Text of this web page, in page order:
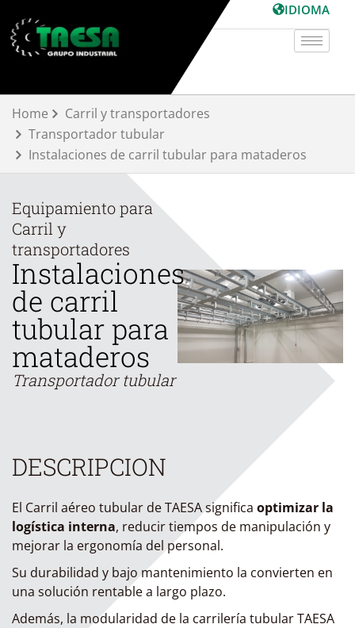
contenido
IDIOMA
Home
Carril y transportadores
Transportador tubular
Instalaciones de carril tubular para mataderos
Equipamiento para
Carril y
transportadores
Instalaciones
de carril
tubular para
mataderos
Transportador tubular
DESCRIPCION
El Carril aéreo tubular de TAESA significa optimizar la
logística interna, reducir tiempos de manipulación y
mejorar la ergonomía del personal.
Su durabilidad y bajo mantenimiento la convierten en
una solución rentable a largo plazo.
Además, la modularidad de la carrilería tubular TAESA